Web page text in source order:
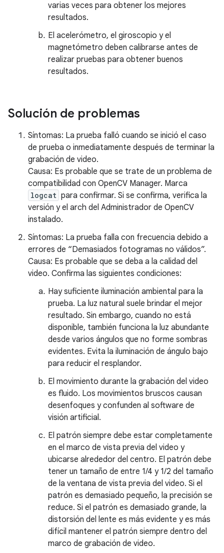
varias veces para obtener los mejores
resultados.
El acelerómetro, el giroscopio y el
magnetómetro deben calibrarse antes de
realizar pruebas para obtener buenos
resultados.
Solución de problemas
Síntomas: La prueba falló cuando se inició el caso
de prueba o inmediatamente después de terminar la
grabación de video.
Causa: Es probable que se trate de un problema de
compatibilidad con OpenCV Manager. Marca
logcat para confirmar. Si se confirma, verifica la
versión y el arch del Administrador de OpenCV
instalado.
Síntomas: La prueba falla con frecuencia debido a
errores de “Demasiados fotogramas no válidos”.
Causa: Es probable que se deba a la calidad del
video. Confirma las siguientes condiciones:
Hay suficiente iluminación ambiental para la
prueba. La luz natural suele brindar el mejor
resultado. Sin embargo, cuando no está
disponible, también funciona la luz abundante
desde varios ángulos que no forme sombras
evidentes. Evita la iluminación de ángulo bajo
para reducir el resplandor.
El movimiento durante la grabación del video
es fluido. Los movimientos bruscos causan
desenfoques y confunden al software de
visión artificial.
El patrón siempre debe estar completamente
en el marco de vista previa del video y
ubicarse alrededor del centro. El patrón debe
tener un tamaño de entre 1/4 y 1/2 del tamaño
de la ventana de vista previa del video. Si el
patrón es demasiado pequeño, la precisión se
reduce. Si el patrón es demasiado grande, la
distorsión del lente es más evidente y es más
difícil mantener el patrón siempre dentro del
marco de grabación de video.